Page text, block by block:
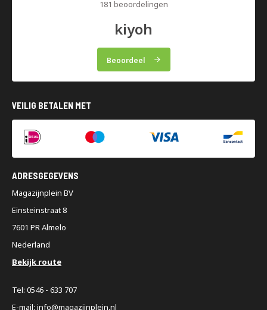
181 beoordelingen
kiyoh
Beoordeel
VEILIG BETALEN MET
ADRESGEGEVENS
Magazijnplein BV
Einsteinstraat 8
7601 PR Almelo
Nederland
Bekijk route
Tel: 0546 - 633 707
E-mail: info@magazijnplein.nl